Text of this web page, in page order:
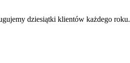
dziesiątki klientów każdego roku.